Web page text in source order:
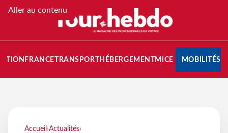
Aller au contenu
FRANCETRANSPORT HÉBERGEMENTMICE MOBILITÉS
Accueil ›Actualités›